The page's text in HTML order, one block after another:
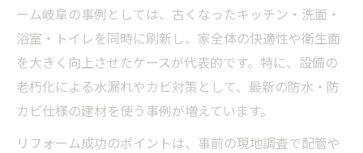
ーム岐阜の事例としては、古くなったキッチン・洗面・
浴室・トイレを同時に刷新し、家全体の快適性や衛生面
を大きく向上させたケースが代表的です。特に、設備の
老朽化による水漏れやカビ対策として、最新の防水・防
カビ仕様の建材を使う事例が増えています。
リフォーム成功のポイントは、事前の現地調査で配管や